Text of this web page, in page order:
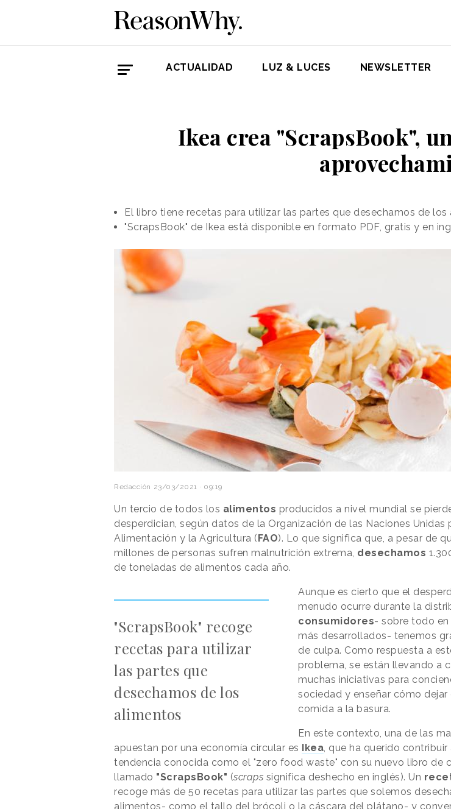
ACTUALIDAD LUZ & LUCES NEWSLETTER
Ikea crea "ScrapsBook",
El libro tiene recetas para utilizar las partes que desechamos de los
"ScrapsBook" de Ikea está disponible en formato PDF, gratis y en
Redacción 23/03/2021 · 09:19
Un tercio de todos los alimentos producidos a nivel mundial se
desperdician, según datos de la Organización de las Naciones Unidas
Alimentación y la Agricultura (FAO). Lo que significa que, a pesar de
millones de personas sufren malnutrición extrema, desechamos
de toneladas de alimentos cada año.
"ScrapsBook" recoge
recetas para utilizar
las partes que
desechamos de los
alimentos
Aunque es cierto que el
menudo ocurre durante la
consumidores- sobre todo en
más desarrollados- tenemos
de culpa. Como respuesta a
problema, se están llevando a
muchas iniciativas para
sociedad y enseñar cómo dejar
comida a la basura.
En este contexto, una de las
apuestan por una economía circular es Ikea , que ha querido contribuir
tendencia conocida como el "zero food waste" con su nuevo libro de
llamado "ScrapsBook" (scraps significa deshecho en inglés). Un
recoge más de 50 recetas para utilizar las partes que solemos
alimentos- como el tallo del brócoli o la cáscara del plátano- y